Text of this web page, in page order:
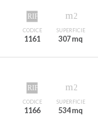
CODICE
1161
SUPERFICIE
307 mq
CODICE
1166
SUPERFICIE
534 mq